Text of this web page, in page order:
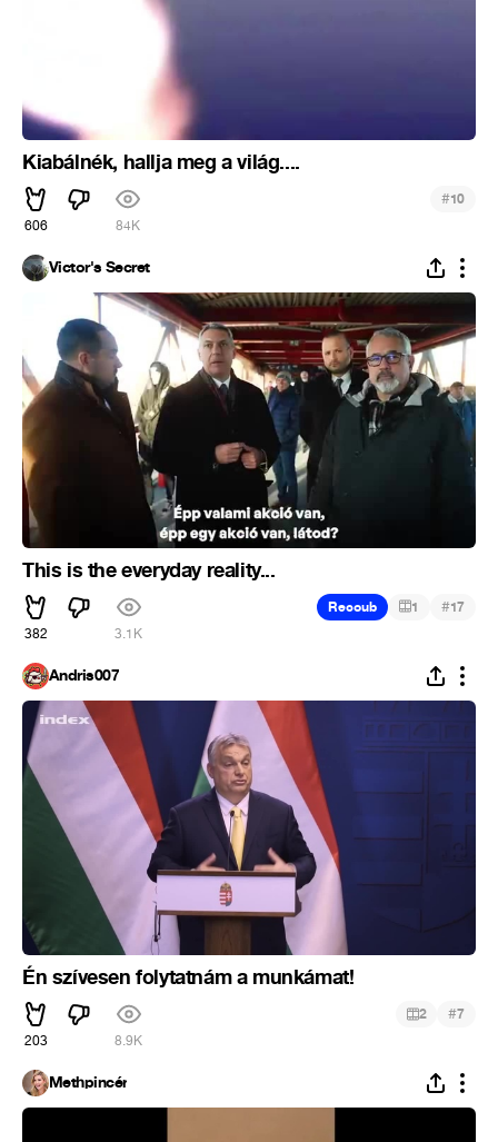
Kiabálnék, hallja meg a világ....
606 84K
#10
Victor's Secret
This is the everyday reality...
382 3.1K
Recoub 1 #17
Andris007
Én szívesen folytatnám a munkámat!
203 8.9K
2 #7
Methpincér